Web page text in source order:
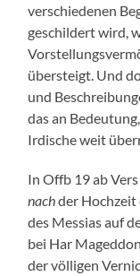
verschiedenen
geschildert wird,
übersteigt. Und
und
das an
Irdische weit
In Offb 19 ab
nachder Hochzeit
des Messias auf
bei Har
der völligen